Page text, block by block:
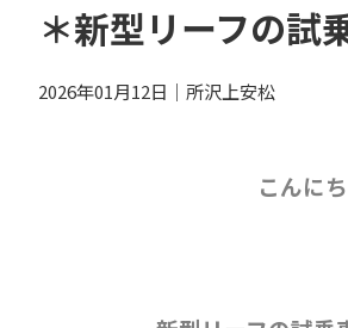
＊新型リーフの試
2026年01月12日 ｜ 所沢上安松
こんに